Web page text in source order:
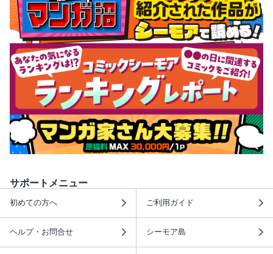
サポートメニュー
初めての方へ ご利用ガイド
ヘルプ・お問合せ シーモア島